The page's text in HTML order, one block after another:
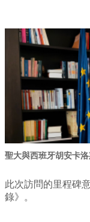
聖大與西班牙胡安卡
此次訪問的里程碑
錄》。